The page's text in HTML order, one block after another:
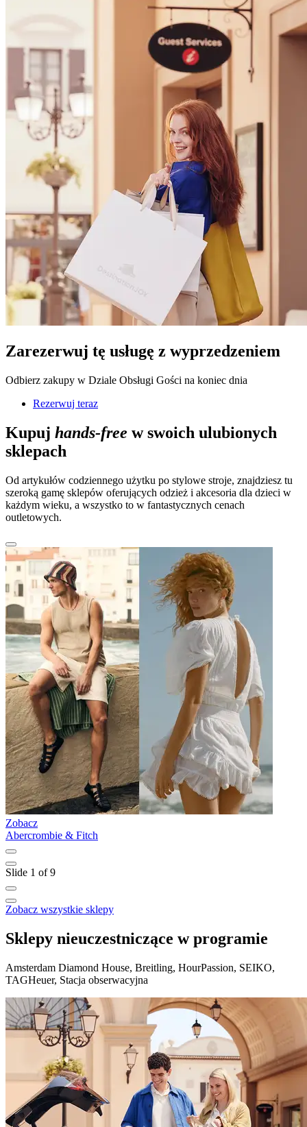
Zarezerwuj tę usługę z wyprzedzeniem
Odbierz zakupy w Dziale Obsługi Gości na koniec dnia
Rezerwuj teraz
Kupuj hands-free w swoich ulubionych
sklepach
Od artykułów codziennego użytku po stylowe stroje, znajdziesz tu
szeroką gamę sklepów oferujących odzież i akcesoria dla dzieci w
każdym wieku, a wszystko to w fantastycznych cenach
outletowych.
Zobacz
Abercrombie & Fitch
Slide 1 of 9
Zobacz wszystkie sklepy
Sklepy nieuczestniczące w programie
Amsterdam Diamond House, Breitling, HourPassion, SEIKO,
TAGHeuer, Stacja obserwacyjna